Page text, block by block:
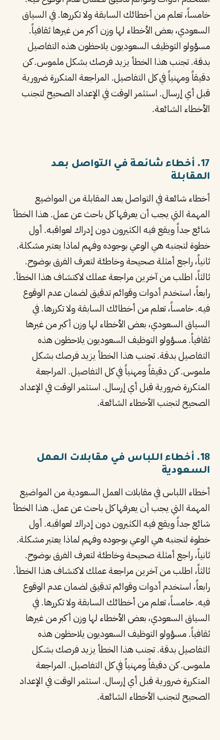
خامساً، تعلم من أخطائك السابقة ولا تكررها. في السياق
السعودي، بعض الأخطاء لها وزن أكبر من غيرها ثقافياً.
مسؤولو التوظيف السعوديون يلاحظون هذه التفاصيل
بدقة. تجنب هذا الخطأ يزيد فرصك بشكل ملموس. كن
دقيقاً ومهنياً في كل التفاصيل. المراجعة المتكررة ضرورية
قبل أي إرسال. استثمر الوقت في الإعداد الصحيح لتجنب
الأخطاء الشائعة.
17. أخطاء شائعة في التواصل بعد
المقابلة
أخطاء شائعة في التواصل بعد المقابلة من المواضيع
المهمة التي يجب أن يعرفها كل باحث عن عمل. هذا الخطأ
شائع جداً ويقع فيه الكثيرون دون إدراك لعواقبه. أول
خطوة لتجنبه هي الوعي بوجوده وفهم لماذا يعتبر مشكلة.
ثانياً، راجع أمثلة صحيحة وخاطئة لتعرف الفرق بوضوح.
ثالثاً، اطلب من آخرين مراجعة عملك لاكتشاف هذا الخطأ.
رابعاً، استخدم أدوات وقوائم تدقيق لضمان عدم الوقوع
فيه. خامساً، تعلم من أخطائك السابقة ولا تكررها. في
السياق السعودي، بعض الأخطاء لها وزن أكبر من غيرها
ثقافياً. مسؤولو التوظيف السعوديون يلاحظون هذه
التفاصيل بدقة. تجنب هذا الخطأ يزيد فرصك بشكل
ملموس. كن دقيقاً ومهنياً في كل التفاصيل. المراجعة
المتكررة ضرورية قبل أي إرسال. استثمر الوقت في الإعداد
الصحيح لتجنب الأخطاء الشائعة.
18. أخطاء اللباس في مقابلات العمل
السعودية
أخطاء اللباس في مقابلات العمل السعودية من المواضيع
المهمة التي يجب أن يعرفها كل باحث عن عمل. هذا الخطأ
شائع جداً ويقع فيه الكثيرون دون إدراك لعواقبه. أول
خطوة لتجنبه هي الوعي بوجوده وفهم لماذا يعتبر مشكلة.
ثانياً، راجع أمثلة صحيحة وخاطئة لتعرف الفرق بوضوح.
ثالثاً، اطلب من آخرين مراجعة عملك لاكتشاف هذا الخطأ.
رابعاً، استخدم أدوات وقوائم تدقيق لضمان عدم الوقوع
فيه. خامساً، تعلم من أخطائك السابقة ولا تكررها. في
السياق السعودي، بعض الأخطاء لها وزن أكبر من غيرها
ثقافياً. مسؤولو التوظيف السعوديون يلاحظون هذه
التفاصيل بدقة. تجنب هذا الخطأ يزيد فرصك بشكل
ملموس. كن دقيقاً ومهنياً في كل التفاصيل. المراجعة
المتكررة ضرورية قبل أي إرسال. استثمر الوقت في الإعداد
الصحيح لتجنب الأخطاء الشائعة.